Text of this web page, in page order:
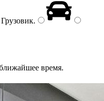
Грузовик.
время.